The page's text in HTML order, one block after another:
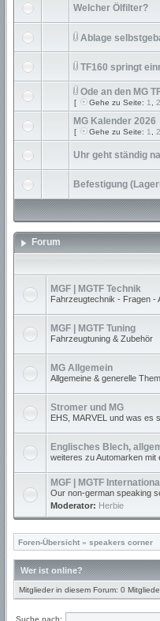
Welcher Ölfilter?
Ablage
TF160 springt
Ode an den MG
[ Gehe zu Seite: 1 2
MG Kalender 2026
[ Gehe zu Seite: 1 2
Uhr geht ständig
Befestigung
Forum
MGF | MGTF Technik
Fahrzeugtechnik - Fragen -
MGF | MGTF Tuning
Fahrzeugtuning & Zubehör
MG Allgemein
Allgemeine & generelle
Stromer und MG
EHS, MARVEL und was es
Englisches Blech,
weiteres zu Automarken mit
MGF | MGTF International
Our non-german speaking
Moderator: Herbie
Foren-Übersicht » speakers corner
Wer ist online?
Mitglieder in diesem Forum: 0
Suche nach: